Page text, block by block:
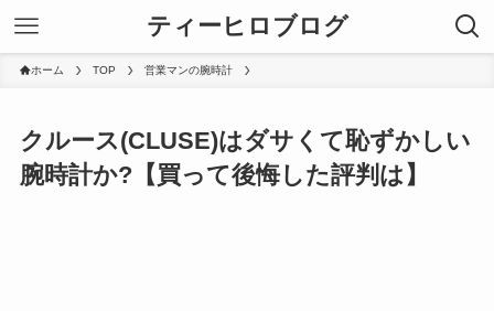
ティーヒロブログ
ホーム TOP 営業マンの腕時計
クルース(CLUSE)はダサくて恥ずかしい
腕時計か?【買って後悔した評判は】